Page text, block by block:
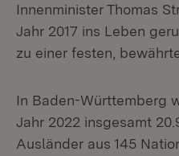
Innenminister Thomas
Jahr 2017 ins Leben
zu einer festen,
In Baden-Württemberg
Jahr 2022 insgesamt
Ausländer aus 145